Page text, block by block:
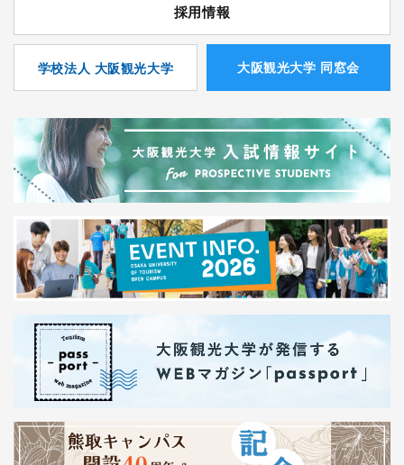
採用情報
学校法人 大阪観光大学 ⼤阪観光⼤学 同窓会